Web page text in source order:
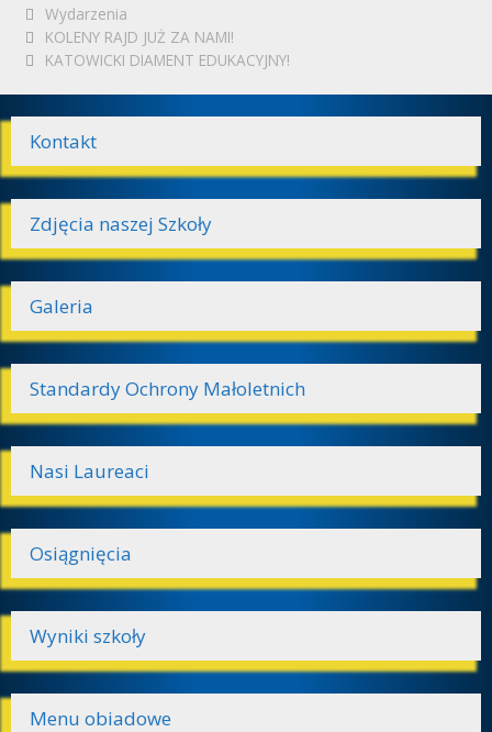
Kategorie
Wydarzenia
Zobacz
wpisy
KOLENY RAJD JUŻ ZA NAMI!
KATOWICKI DIAMENT EDUKACYJNY!
Kontakt
Zdjęcia naszej Szkoły
Galeria
Standardy Ochrony Małoletnich
Nasi Laureaci
Osiągnięcia
Wyniki szkoły
Menu obiadowe